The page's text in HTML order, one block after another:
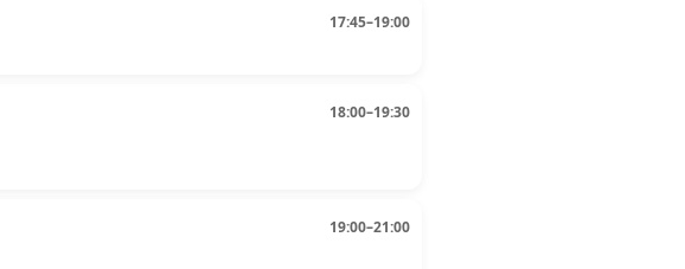
17:45–19:00
18:00–19:30
19:00–21:00